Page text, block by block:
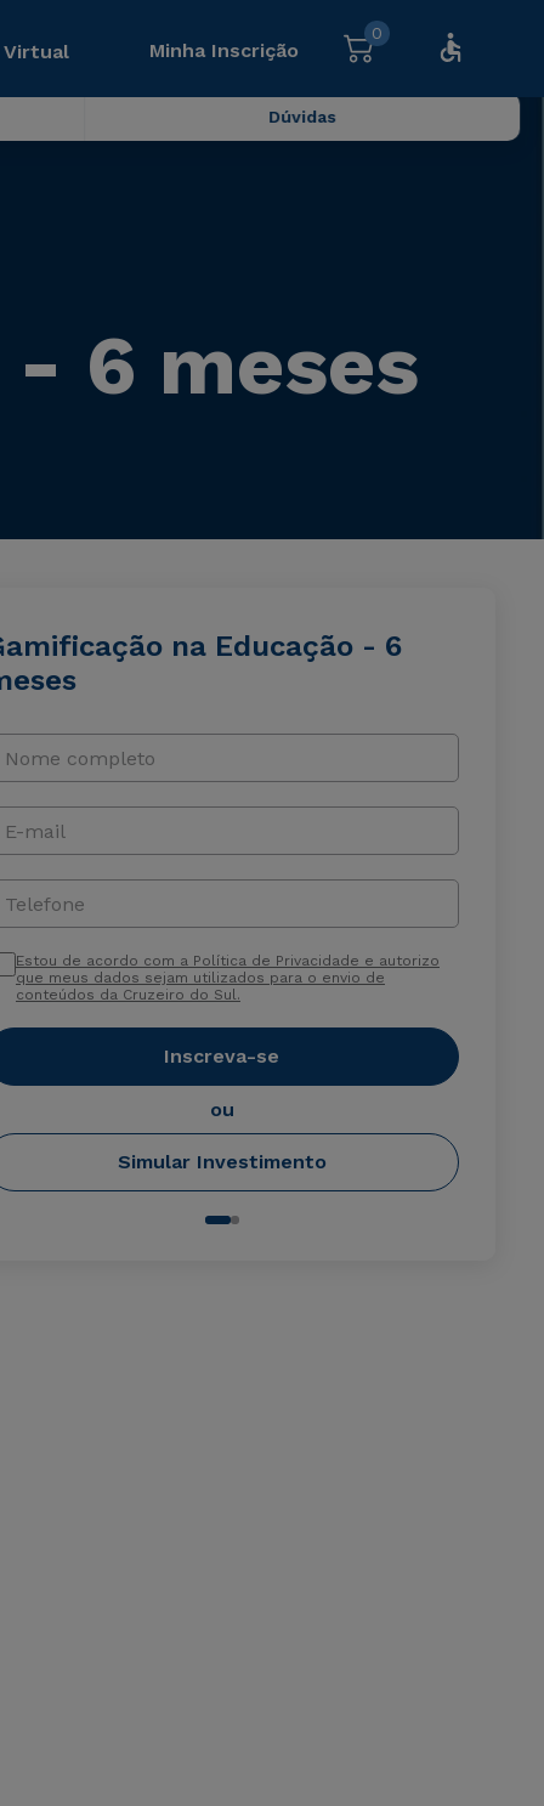
Virtual Minha Inscrição
0
Dúvidas
6 meses
na Educação - 6
Nome completo
E-mail
Telefone
Estou de acordo com a Política de Privacidade e autorizo
que meus dados sejam utilizados para o envio de
conteúdos da Cruzeiro do Sul.
Inscreva-se
ou
Simular Investimento